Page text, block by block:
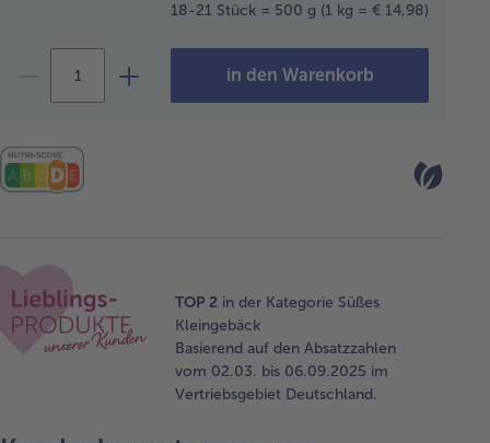
18-21 Stück = 500 g (1 kg = € 14,98)
in den Warenkorb
TOP 2in der Kategorie Süßes
Kleingebäck
Basierend auf den Absatzzahlen
vom 02.03. bis 06.09.2025 im
Vertriebsgebiet Deutschland.